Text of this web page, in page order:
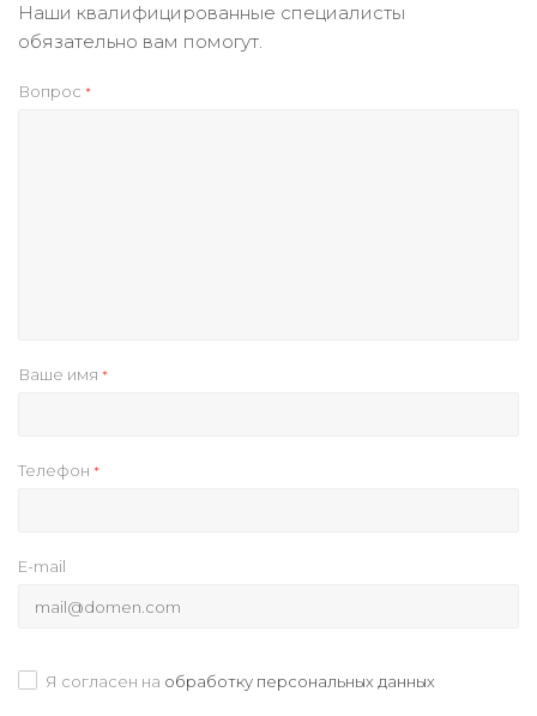
Наши квалифицированные специалисты
обязательно вам помогут.
Вопрос *
Ваше имя *
Телефон *
E-mail
Я согласен на обработку персональных данных